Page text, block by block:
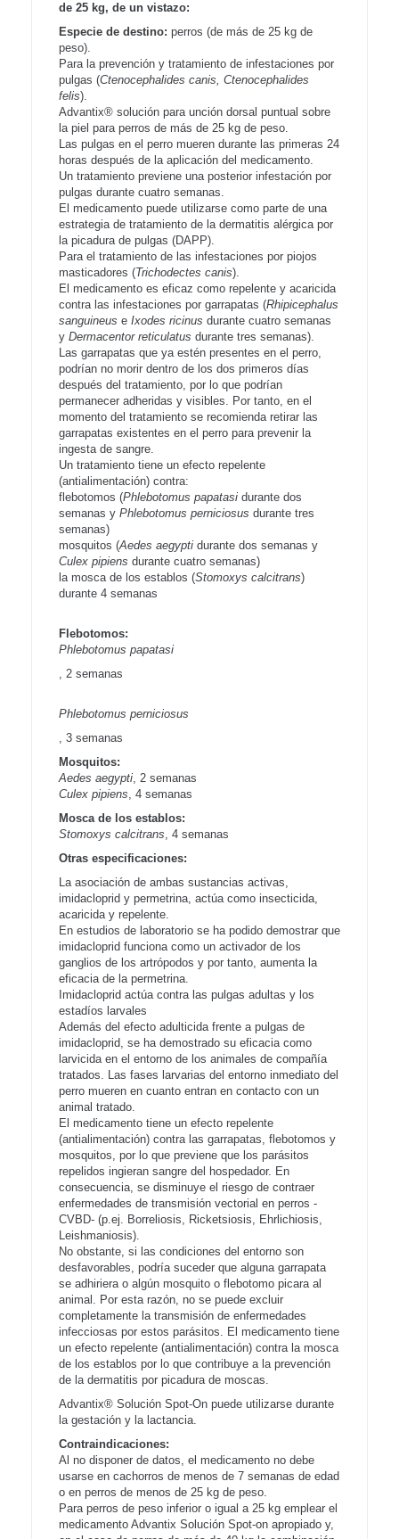
de 25 kg, de un vistazo:
Especie de destino: perros (de más de 25 kg de
peso).
Para la prevención y tratamiento de infestaciones por
pulgas (Ctenocephalides canis, Ctenocephalides
felis).
Advantix® solución para unción dorsal puntual sobre
la piel para perros de más de 25 kg de peso.
Las pulgas en el perro mueren durante las primeras 24
horas después de la aplicación del medicamento.
Un tratamiento previene una posterior infestación por
pulgas durante cuatro semanas.
El medicamento puede utilizarse como parte de una
estrategia de tratamiento de la dermatitis alérgica por
la picadura de pulgas (DAPP).
Para el tratamiento de las infestaciones por piojos
masticadores (Trichodectes canis).
El medicamento es eficaz como repelente y acaricida
contra las infestaciones por garrapatas (Rhipicephalus
sanguineus e Ixodes ricinus durante cuatro semanas
y Dermacentor reticulatus durante tres semanas).
Las garrapatas que ya estén presentes en el perro,
podrían no morir dentro de los dos primeros días
después del tratamiento, por lo que podrían
permanecer adheridas y visibles. Por tanto, en el
momento del tratamiento se recomienda retirar las
garrapatas existentes en el perro para prevenir la
ingesta de sangre.
Un tratamiento tiene un efecto repelente
(antialimentación) contra:
flebotomos (Phlebotomus papatasi durante dos
semanas y Phlebotomus perniciosus durante tres
semanas)
mosquitos (Aedes aegypti durante dos semanas y
Culex pipiens durante cuatro semanas)
la mosca de los establos (Stomoxys calcitrans)
durante 4 semanas
Flebotomos:
Phlebotomus papatasi
, 2 semanas
Phlebotomus perniciosus
, 3 semanas
Mosquitos:
Aedes aegypti, 2 semanas
Culex pipiens, 4 semanas
Mosca de los establos:
Stomoxys calcitrans, 4 semanas
Otras especificaciones:
La asociación de ambas sustancias activas,
imidacloprid y permetrina, actúa como insecticida,
acaricida y repelente.
En estudios de laboratorio se ha podido demostrar que
imidacloprid funciona como un activador de los
ganglios de los artrópodos y por tanto, aumenta la
eficacia de la permetrina.
Imidacloprid actúa contra las pulgas adultas y los
estadíos larvales
Además del efecto adulticida frente a pulgas de
imidacloprid, se ha demostrado su eficacia como
larvicida en el entorno de los animales de compañía
tratados. Las fases larvarias del entorno inmediato del
perro mueren en cuanto entran en contacto con un
animal tratado.
El medicamento tiene un efecto repelente
(antialimentación) contra las garrapatas, flebotomos y
mosquitos, por lo que previene que los parásitos
repelidos ingieran sangre del hospedador. En
consecuencia, se disminuye el riesgo de contraer
enfermedades de transmisión vectorial en perros -
CVBD- (p.ej. Borreliosis, Ricketsiosis, Ehrlichiosis,
Leishmaniosis).
No obstante, si las condiciones del entorno son
desfavorables, podría suceder que alguna garrapata
se adhiriera o algún mosquito o flebotomo picara al
animal. Por esta razón, no se puede excluir
completamente la transmisión de enfermedades
infecciosas por estos parásitos. El medicamento tiene
un efecto repelente (antialimentación) contra la mosca
de los establos por lo que contribuye a la prevención
de la dermatitis por picadura de moscas.
Advantix® Solución Spot-On puede utilizarse durante
la gestación y la lactancia.
Contraindicaciones:
Al no disponer de datos, el medicamento no debe
usarse en cachorros de menos de 7 semanas de edad
o en perros de menos de 25 kg de peso.
Para perros de peso inferior o igual a 25 kg emplear el
medicamento Advantix Solución Spot-on apropiado y,